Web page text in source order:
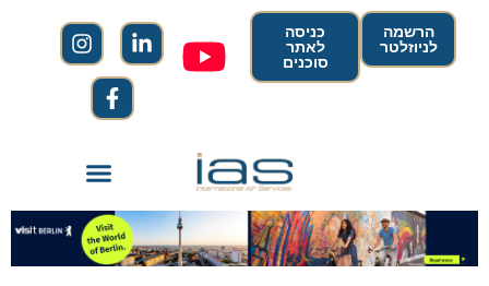
הרשמה
לניוזלטר
כניסה
לאתר
סוכנים